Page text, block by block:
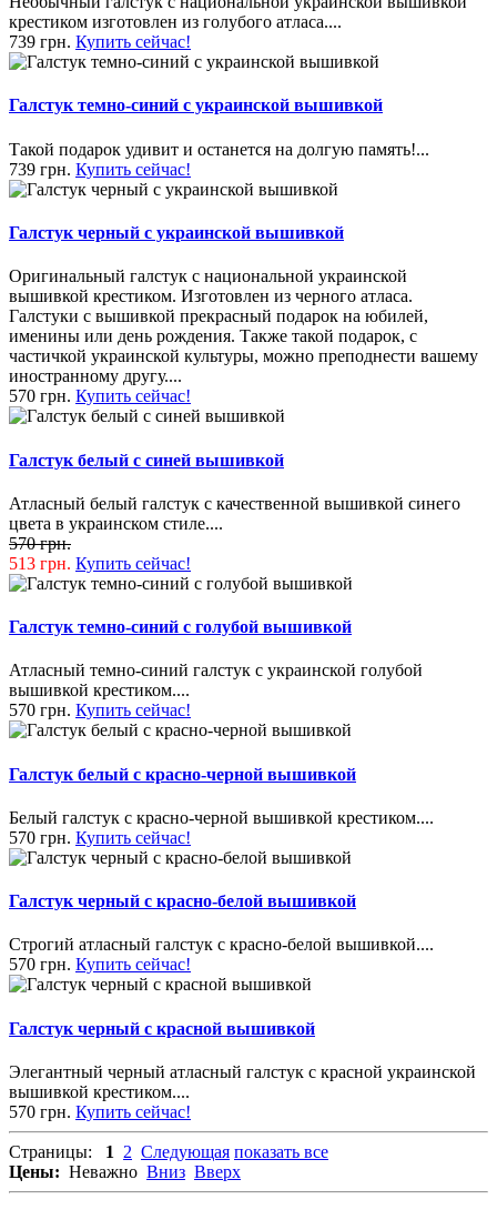
крестиком изготовлен из голубого атласа....
739 грн. Купить сейчас!
Галстук темно-синий с украинской вышивкой
Такой подарок удивит и останется на долгую память!...
739 грн. Купить сейчас!
Галстук черный с украинской вышивкой
Оригинальный галстук с национальной украинской
вышивкой крестиком. Изготовлен из черного атласа.
Галстуки с вышивкой прекрасный подарок на юбилей,
именины или день рождения. Также такой подарок, с
частичкой украинской культуры, можно преподнести вашему
иностранному другу....
570 грн. Купить сейчас!
Галстук белый с синей вышивкой
Атласный белый галстук с качественной вышивкой синего
цвета в украинском стиле....
570 грн.
513 грн. Купить сейчас!
Галстук темно-синий с голубой вышивкой
Атласный темно-синий галстук с украинской голубой
вышивкой крестиком....
570 грн. Купить сейчас!
Галстук белый с красно-черной вышивкой
Белый галстук с красно-черной вышивкой крестиком....
570 грн. Купить сейчас!
Галстук черный с красно-белой вышивкой
Строгий атласный галстук с красно-белой вышивкой....
570 грн. Купить сейчас!
Галстук черный с красной вышивкой
Элегантный черный атласный галстук с красной украинской
вышивкой крестиком....
570 грн. Купить сейчас!
Страницы: 1 2 Следующая показать все
Цены: Неважно Вниз Вверх